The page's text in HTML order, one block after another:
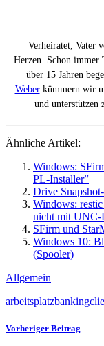
Verheiratet, Vater
Herzen. Schon immer
über 15 Jahren
Weberkümmern wir
und unterstützen
Ähnliche Artikel:
Windows:
PL-Installer”
Drive
Windows:
nicht mit UNC-
SFirm und
Windows 10:
(Spooler)
Allgemein
arbeitsplatzbanking
Vorheriger Beitrag